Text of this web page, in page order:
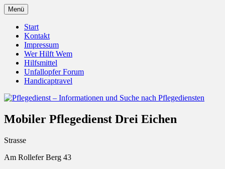
Zum
Inhalt
springen
Pflegedienst – Informationen
und Suche nach Pflegediensten
Unfallopfer – Hilfswerk
Menü
Start
Kontakt
Impressum
Wer Hilft Wem
Hilfsmittel
Unfallopfer Forum
Handicaptravel
Mobiler Pflegedienst Drei Eichen
Strasse
Am Rollefer Berg 43